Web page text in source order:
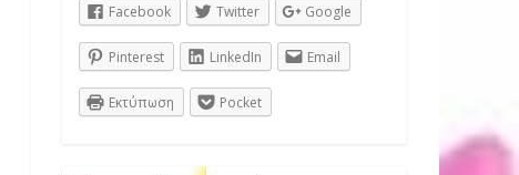
Facebook Twitter Google
Pinterest LinkedIn Email
Εκτύπωση Pocket